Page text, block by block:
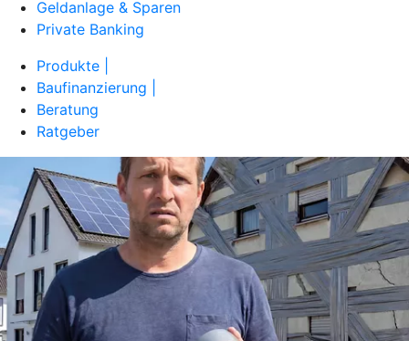
Geldanlage & Sparen
Private Banking
Produkte |
Baufinanzierung |
Beratung
Ratgeber